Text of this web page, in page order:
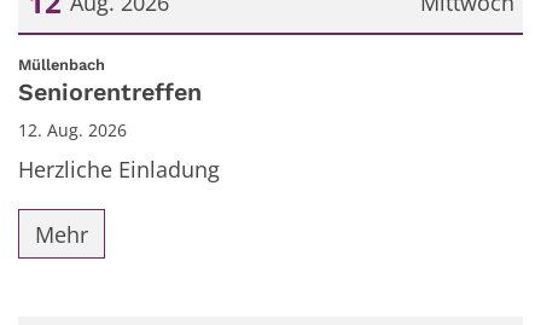
Datum: 12. August 2026
Müllenbach
Seniorentreffen
12. Aug. 2026
Herzliche Einladung
Mehr